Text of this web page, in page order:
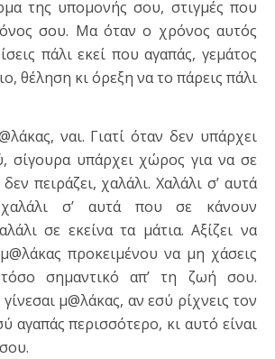
της υπομονής σου, στιγμές που
σου. Μα όταν ο χρόνος αυτός
πάλι εκεί που αγαπάς, γεμάτος
θέληση κι όρεξη να το πάρεις πάλι
ναι. Γιατί όταν δεν υπάρχει
σίγουρα υπάρχει χώρος για να σε
πειράζει, χαλάλι. Χαλάλι σ’ αυτά
σ’ αυτά που σε κάνουν
σε εκείνα τα μάτια. Αξίζει να
μ@λάκας προκειμένου να μη χάσεις
σημαντικό απ’ τη ζωή σου.
μ@λάκας, αν εσύ ρίχνεις τον
αγαπάς περισσότερο, κι αυτό είναι